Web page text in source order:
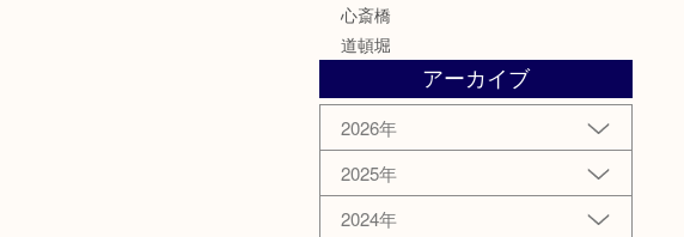
心斎橋
道頓堀
アーカイブ
2026年
2025年
2024年